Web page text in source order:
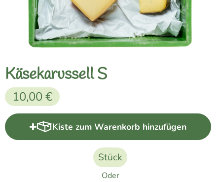
Naturkost
Vegane Küche
Haus, Garten etc.
Verkauf
Käsekarussell S
10,00 €
Kiste zum Warenkorb hinzufügen
Kiste zum Warenkorb
Stück
Oder